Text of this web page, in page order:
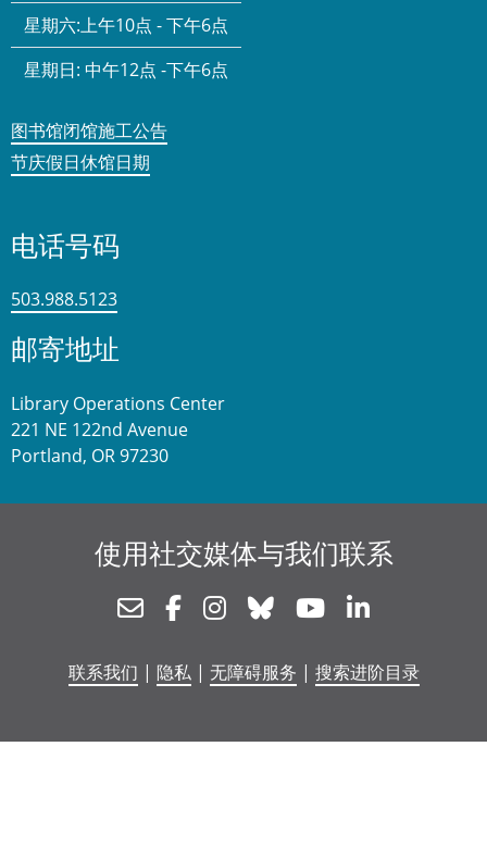
星期六:上午10点 - 下午6点
星期日: 中午12点 -下午6点
图书馆闭馆施工公告
节庆假日休馆日期
电话号码
503.988.5123
邮寄地址
Library Operations Center
221 NE 122nd Avenue
Portland, OR 97230
使用社交媒体与我们联系
NewsletterFacebookInstagram
Bluesky Youtube
联系我们 | 隐私| 无障碍服务 | 搜索进阶目录